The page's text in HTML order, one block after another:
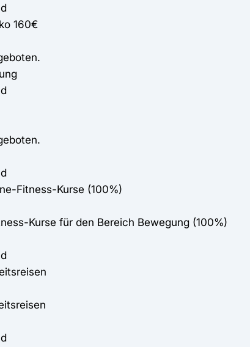
160€
Fitness-Kurse (100%)
Kurse für den Bereich Bewegung (100%)